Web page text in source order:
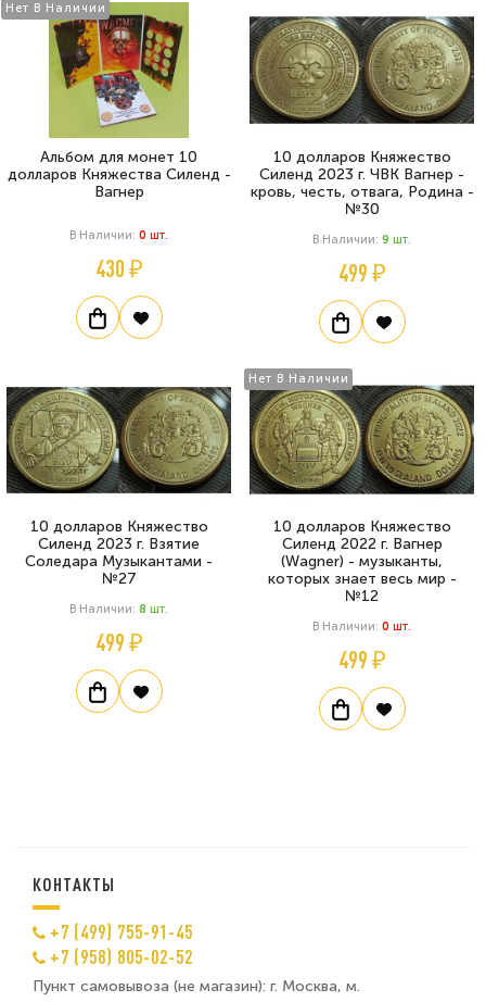
Нет В Наличии
Альбом для монет 10
долларов Княжества Силенд -
Вагнер
В Наличии: 0 Шт.
430 ₽
10 долларов Княжество
Силенд 2023 г. ЧВК Вагнер -
кровь, честь, отвага, Родина -
№30
В Наличии: 9 Шт.
499 ₽
10 долларов Княжество
Силенд 2023 г. Взятие
Соледара Музыкантами -
№27
В Наличии: 8 Шт.
499 ₽
Нет В Наличии
10 долларов Княжество
Силенд 2022 г. Вагнер
(Wagner) - музыканты,
которых знает весь мир -
№12
В Наличии: 0 Шт.
499 ₽
КОНТАКТЫ
+7 (499) 755-91-45
+7 (958) 805-02-52
Пункт самовывоза (не магазин): г. Москва, м.